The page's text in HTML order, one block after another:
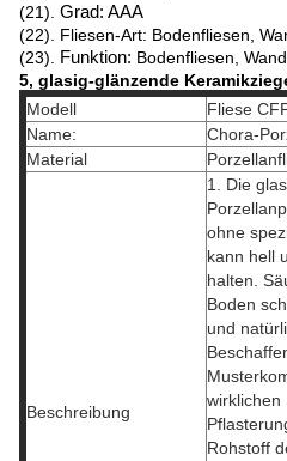
(21). Grad: AAA
(22). Fliesen-Art: Bodenfliesen,
(23).
Funktion: Bodenfliesen,
5, glasig-glänzende
Modell
Fliese
Name:
Chora-
Material
Beschreibung
1. Die
ohne
kann hell
halten.
Boden
und
wirklichen
Rohstoff